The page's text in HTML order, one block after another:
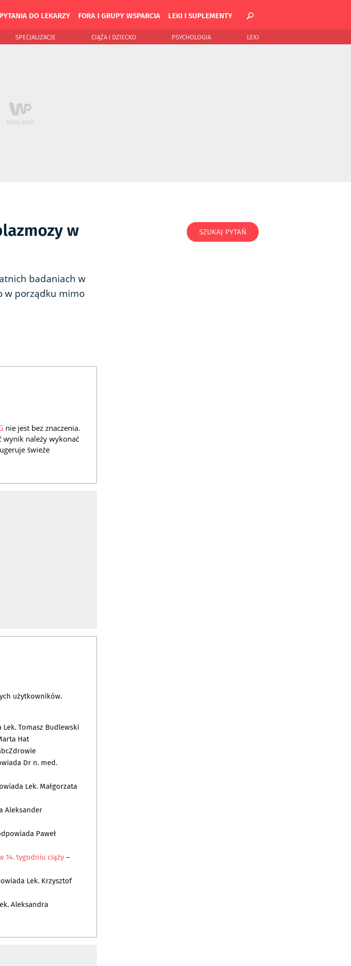
PYTANIA DO LEKARZY FORA I GRUPY WSPARCIA LEKI I SUPLEMENTY
SPECJALIZACJE CIĄŻA I DZIECKO PSYCHOLOGIA LEKI
w
badaniach w
w porządku mimo
nie jest bez znaczenia.
wynik należy wykonać
świeże
użytkowników.
Lek. Tomasz Budlewski
Hat
Dr n. med.
Lek. Małgorzata
Aleksander
Paweł
14. tygodniu ciąży–
Lek. Krzysztof
Aleksandra
SZUKAJ PYTAŃ